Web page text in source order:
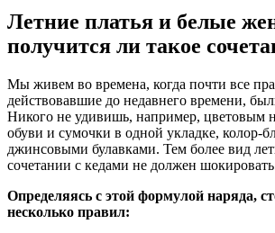
Летние платья и белые
получится ли такое
Мы живем во времена, когда почти все
действовавшие до недавнего времени,
Никого не удивишь, например, цветовым
обуви и сумочки в одной укладке, колор-
джинсовыми булавками. Тем более вид
сочетании с кедами не должен
Определяясь с этой формулой наряда,
несколько правил: